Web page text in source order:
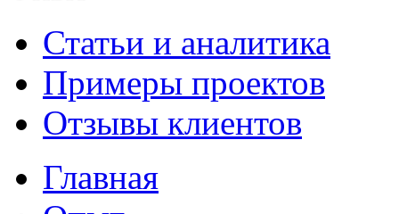
Статьи и аналитика
Примеры проектов
Отзывы клиентов
Главная